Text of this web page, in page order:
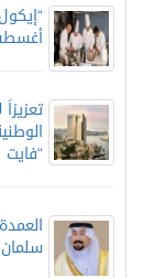
“فايت
سلمان